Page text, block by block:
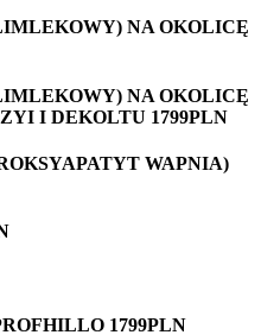
NA OKOLICĘ
NA OKOLICĘ
I DEKOLTU 1799PLN
WAPNIA)
1799PLN